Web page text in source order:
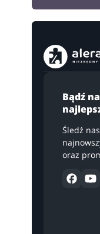
Bądź
Śledź
oraz